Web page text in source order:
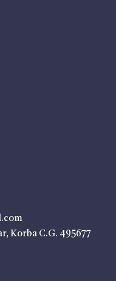
Korba C.G. 495677